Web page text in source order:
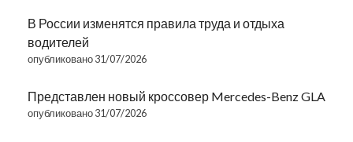
В России изменятся правила труда и отдыха
водителей
опубликовано 31/07/2026
Представлен новый кроссовер Mercedes-Benz GLA
опубликовано 31/07/2026